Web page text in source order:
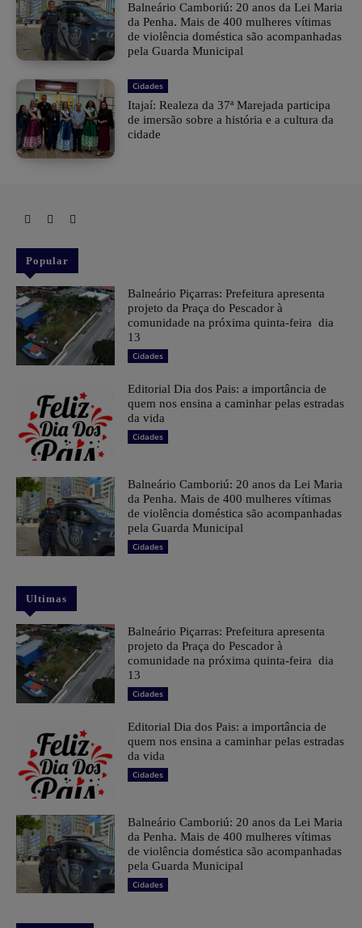
Balneário Camboriú: 20 anos da Lei Maria
da Penha. Mais de 400 mulheres vítimas
de violência doméstica são acompanhadas
pela Guarda Municipal
Cidades
Itajaí: Realeza da 37ª Marejada participa
de imersão sobre a história e a cultura da
cidade
Popular
Balneário Piçarras: Prefeitura apresenta
projeto da Praça do Pescador à
comunidade na próxima quinta-feira dia
13
Cidades
Editorial Dia dos Pais: a importância de
quem nos ensina a caminhar pelas estradas
da vida
Cidades
Balneário Camboriú: 20 anos da Lei Maria
da Penha. Mais de 400 mulheres vítimas
de violência doméstica são acompanhadas
pela Guarda Municipal
Cidades
Ultimas
Balneário Piçarras: Prefeitura apresenta
projeto da Praça do Pescador à
comunidade na próxima quinta-feira dia
13
Cidades
Editorial Dia dos Pais: a importância de
quem nos ensina a caminhar pelas estradas
da vida
Cidades
Balneário Camboriú: 20 anos da Lei Maria
da Penha. Mais de 400 mulheres vítimas
de violência doméstica são acompanhadas
pela Guarda Municipal
Cidades